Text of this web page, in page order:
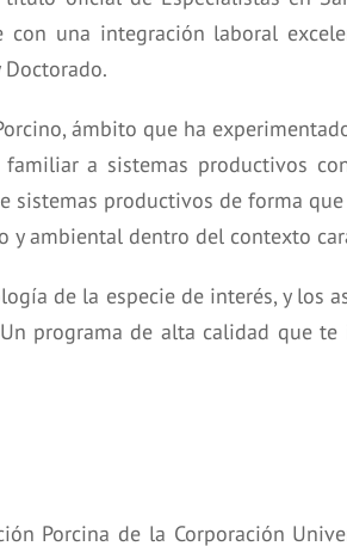
una integración laboral
ámbito que ha
a sistemas productivos
productivos de forma
ambiental dentro del contexto
de la especie de interés, y los
programa de alta calidad que
Porcina de la Corporación